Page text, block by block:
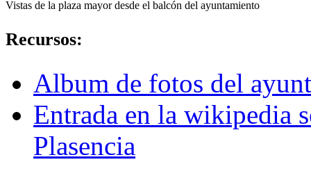
Vistas de la plaza mayor desde el balcón del ayuntamiento
Recursos:
Album de fotos del
Entrada en la wikipedia
Plasencia